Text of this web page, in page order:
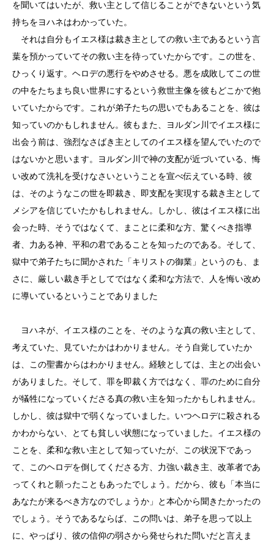
を聞いてはいたが、救い主として信じることができないという気
持ちをヨハネはわかっていた。
それは自分もイエス様は裁き主としての救い主であるという言
葉を預かっていてその救い主を待っていたからです。この世を、
ひっくり返す。ヘロデの悪行をやめさせる。悪を成敗してこの世
の中をたちまち良い世界にするという救世主像を彼もどこかで抱
いていたからです。これが弟子たちの思いでもあることを、彼は
知っていのかもしれません。彼もまた、ヨルダン川でイエス様に
出会う前は、強烈なさばき主としてのイエス様を望んでいたので
はないかと思います。ヨルダン川で神の支配が近づいている、悔
い改めて洗礼を受けなさいということを宣べ伝えている時、彼
は、そのようなこの世を即裁き、即支配を実現する裁き主として
メシアを信じていたかもしれません。しかし、彼はイエス様に出
会った時、そうではなくて、まことに柔和な方、驚くべき指導
者、力ある神、平和の君であることを知ったのである。そして、
獄中で弟子たちに聞かされた「キリストの御業」というのも、ま
さに、厳しい裁き手としてではなく柔和な方法で、人を悔い改め
に導いているということでありました
ヨハネが、イエス様のことを、そのような真の救い主として、
考えていた、見ていたかはわかりません。そう自覚していたか
は、この聖書からはわかりません。経験としては、主との出会い
がありました。そして、罪を即裁く方ではなく、罪のために自分
が犠牲になっていくださる真の救い主を知ったかもしれません。
しかし、彼は獄中で弱くなっていました。いつヘロデに殺される
かわからない、とても貧しい状態になっていました。イエス様の
ことを、柔和な救い主として知っていたが、この状況下であっ
て、このヘロデを倒してくださる方、力強い裁き主、改革者であ
ってくれと願ったこともあったでしょう。だから、彼も「本当に
あなたが来るべき方なのでしょうか」と本心から聞きたかったの
でしょう。そうであるならば、この問いは、弟子を思って以上
に、やっぱり、彼の信仰の弱さから発せられた問いだと言えま